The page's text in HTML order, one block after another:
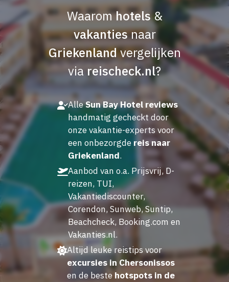
Waaromhotels &
vakantiesnaar
Griekenlandvergelijken
via reischeck.nl?
AlleSun Bay Hotel reviews
handmatig gecheckt door
onze vakantie-experts voor
een onbezorgde reis naar
Griekenland.
Aanbod van o.a. Prijsvrij, D-
reizen, TUI,
Vakantiediscounter,
Corendon, Sunweb, Suntip,
Beachcheck, Booking.com en
Vakanties.nl.
Altijd leuke reistips voor
excursies in Chersonissos
en de beste hotspots in de